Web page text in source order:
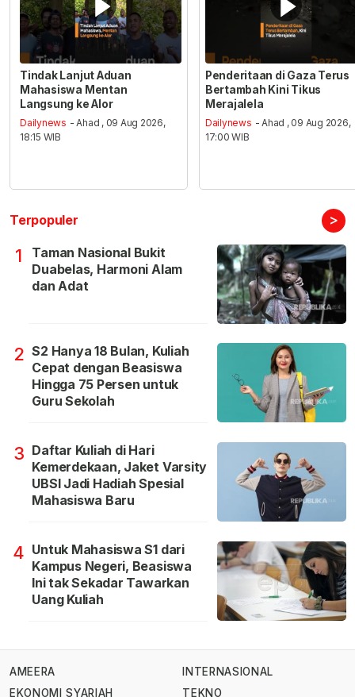
Tindak Lanjut Aduan
Mahasiswa Mentan
Langsung ke Alor
Dailynews - Ahad , 09 Aug 2026,
18:15 WIB
Penderitaan di Gaza Terus
Bertambah Kini Tikus
Merajalela
Dailynews - Ahad , 09 Aug 2026,
17:00 WIB
Terpopuler >
1
Taman Nasional Bukit
Duabelas, Harmoni Alam
dan Adat
2 S2 Hanya 18 Bulan, Kuliah
Cepat dengan Beasiswa
Hingga 75 Persen untuk
Guru Sekolah
3 Daftar Kuliah di Hari
Kemerdekaan, Jaket Varsity
UBSI Jadi Hadiah Spesial
Mahasiswa Baru
4 Untuk Mahasiswa S1 dari
Kampus Negeri, Beasiswa
Ini tak Sekadar Tawarkan
Uang Kuliah
AMEERA
EKONOMI SYARIAH
INTERNASIONAL
TEKNO